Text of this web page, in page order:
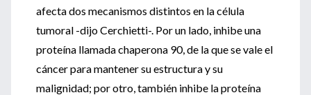
afecta dos mecanismos distintos en la célula
tumoral -dijo Cerchietti-. Por un lado, inhibe una
proteína llamada chaperona 90, de la que se vale el
cáncer para mantener su estructura y su
malignidad; por otro, también inhibe la proteína